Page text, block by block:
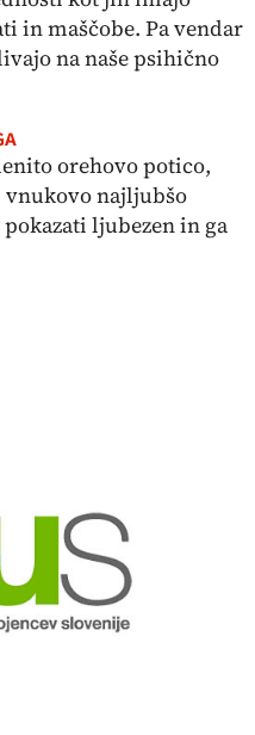
in maščobe. Pa vendar
na naše psihično
orehovo potico,
najljubšo
ljubezen in ga